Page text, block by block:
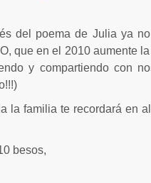
del poema de Julia ya
que en el 2010 aumente
y compartiendo con
la familia te recordará en
besos,